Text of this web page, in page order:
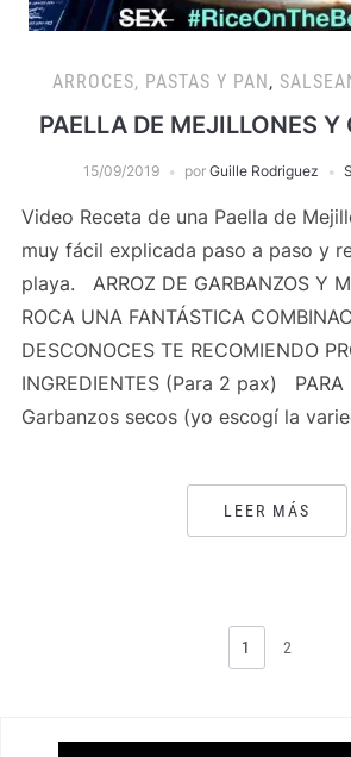
ARROCES, PASTAS Y PAN,
PAELLA DE MEJILLONES Y
15/09/2019 por Guille Rodriguez
Video Receta de una Paella de
muy fácil explicada paso a paso y
playa. ARROZ DE GARBANZOS Y
ROCA UNA FANTÁSTICA
DESCONOCES TE RECOMIENDO
INGREDIENTES (Para 2 pax) PARA
Garbanzos secos (yo escogí la
LEER MÁS
1 2